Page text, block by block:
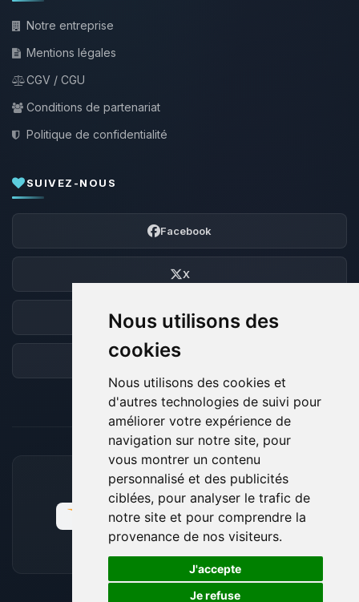
Nous utilisons des
cookies
Nous utilisons des cookies et
d'autres technologies de suivi pour
améliorer votre expérience de
navigation sur notre site, pour
vous montrer un contenu
personnalisé et des publicités
ciblées, pour analyser le trafic de
notre site et pour comprendre la
provenance de nos visiteurs.
J'accepte
Je refuse
Notre entreprise
Mentions légales
CGV / CGU
Conditions de partenariat
Politique de confidentialité
SUIVEZ-NOUS
Facebook
X
Discord
Forum
MOYENS DE PAIEMENT ACCEPTÉS
🍪